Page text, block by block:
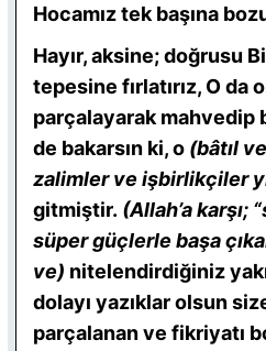
Hocamız tek başına
Hayır, aksine; doğrusu
tepesine fırlatırız, O da
parçalayarak mahvedip
de bakarsın ki, o (bâtıl
zalimler ve işbirlikçiler
gitmiştir. (Allah’a karşı;
süper güçlerle başa
ve) nitelendirdiğiniz
dolayı yazıklar olsun
parçalanan ve fikriyatı